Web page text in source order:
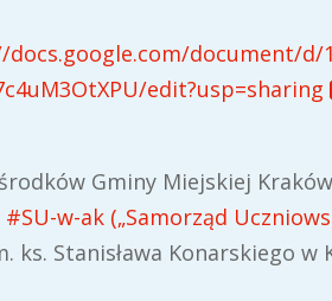
document/d/
edit?usp=sharing
Gminy Miejskiej
#SU-w-ak („Samorząd
ks. Stanisława Konarskiego w